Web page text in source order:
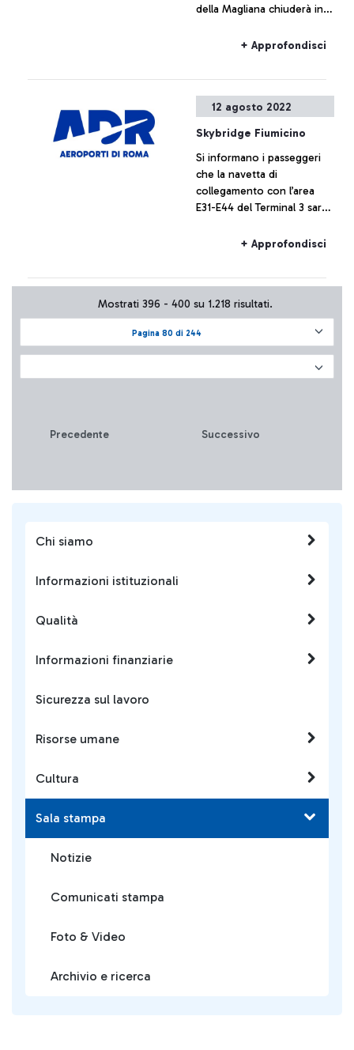
Chi siamo
Informazioni istituzionali
Qualità
Informazioni finanziarie
Sicurezza sul lavoro
Risorse umane
Cultura
Sala stampa
Notizie
Comunicati stampa
Foto & Video
Archivio e ricerca
della Magliana chiuderà in
+ Approfondisci
12 agosto 2022
Skybridge Fiumicino
Si informano i passeggeri
che la navetta di
collegamento con l’area
E31-E44 del Terminal 3 sarà
domenica 14 agosto 2022
+ Approfondisci
Pagina 80 di 244
Mostrati 396 - 400 su 1.218 risultati.
Precedente Successivo